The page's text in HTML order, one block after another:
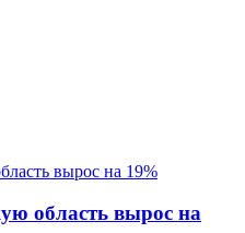
область вырос на